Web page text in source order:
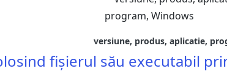
versiune, produs, aplicatie,
fișierul său executabil